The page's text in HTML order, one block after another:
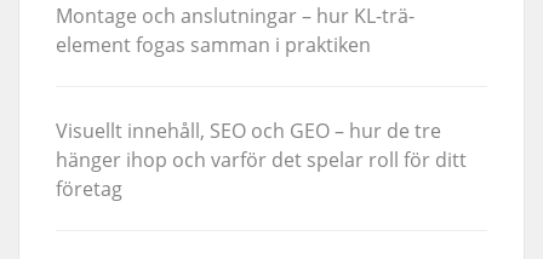
Montage och anslutningar – hur KL-trä-
element fogas samman i praktiken
Visuellt innehåll, SEO och GEO – hur de tre
hänger ihop och varför det spelar roll för ditt
företag